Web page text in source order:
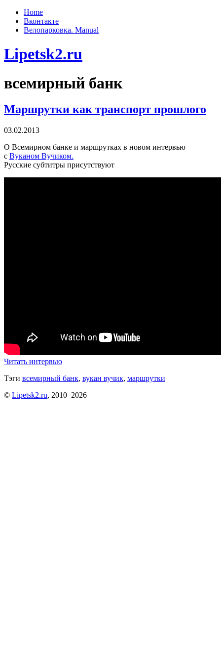
Home
Вконтакте
Велопарковка. Manual
Lipetsk2.ru
всемирный банк
Маршрутки как транспорт прошлого
03.02.2013
О Всемирном банке и маршрутках в новом интервью
с Вуканом Вучиком.
Русские субтитры присутствуют
Читать интервью
Тэги всемирный банк, вукан вучик, маршрутки
© Lipetsk2.ru, 2010–2026